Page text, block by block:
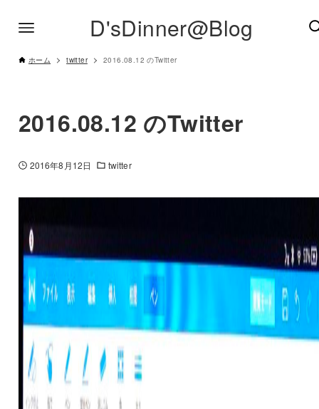
D'sDinner@Blog
ホーム twitter 2016.08.12 のTwitter
2016.08.12 のTwitter
2016年8月12日 twitter